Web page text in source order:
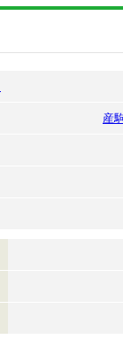
産